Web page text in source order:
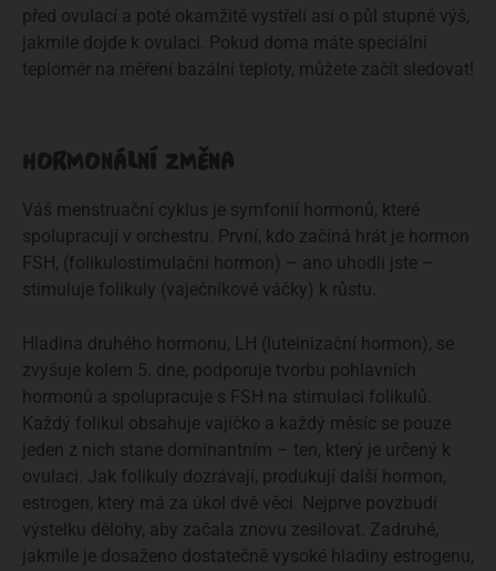
před ovulací a poté okamžitě vystřelí asi o půl stupně výš,
jakmile dojde k ovulaci. Pokud doma máte speciální
teploměr na měření bazální teploty, můžete začít sledovat!
HORMONÁLNÍ ZMĚNA
Váš menstruační cyklus je symfonií hormonů, které
spolupracují v orchestru. První, kdo začíná hrát je hormon
FSH, (folikulostimulační hormon) – ano uhodli jste –
stimuluje folikuly (vaječníkové váčky) k růstu.
Hladina druhého hormonu, LH (luteinizační hormon), se
zvyšuje kolem 5. dne, podporuje tvorbu pohlavních
hormonů a spolupracuje s FSH na stimulaci folikulů.
Každý folikul obsahuje vajíčko a každý měsíc se pouze
jeden z nich stane dominantním – ten, který je určený k
ovulaci. Jak folikuly dozrávají, produkují další hormon,
estrogen, který má za úkol dvě věci. Nejprve povzbudí
výstelku dělohy, aby začala znovu zesilovat. Zadruhé,
jakmile je dosaženo dostatečně vysoké hladiny estrogenu,